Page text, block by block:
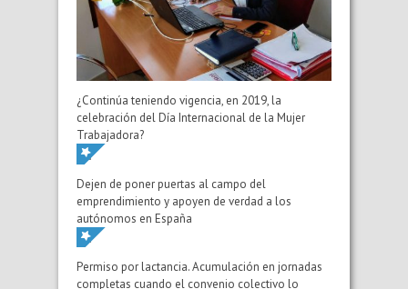
¿Continúa teniendo vigencia, en 2019, la
celebración del Día Internacional de la Mujer
Trabajadora?
Dejen de poner puertas al campo del
emprendimiento y apoyen de verdad a los
autónomos en España
Permiso por lactancia. Acumulación en jornadas
completas cuando el convenio colectivo lo